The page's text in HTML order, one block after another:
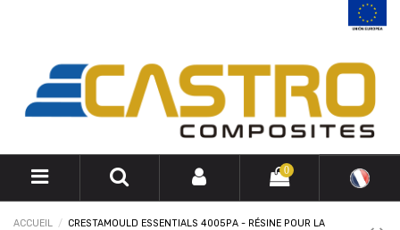
0
ACCUEIL
CRESTAMOULD ESSENTIALS 4005PA - RÉSINE POUR LA